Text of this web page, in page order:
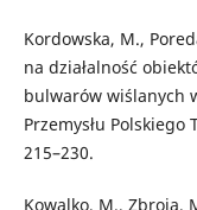
Kordowska, M.,
na działalność
bulwarów wiślanych
Przemysłu
215–230.
Kowalko, M., Zbroja,